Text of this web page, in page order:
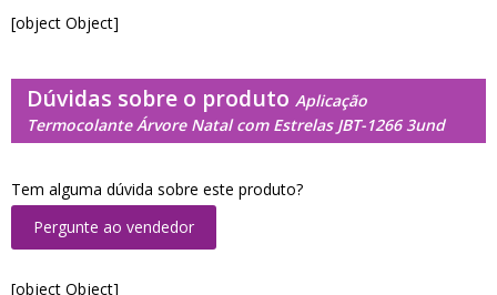
[object Object]
Dúvidas sobre o produto Aplicação
Termocolante Árvore Natal com Estrelas JBT-1266 3und
Tem alguma dúvida sobre este produto?
Pergunte ao vendedor
[object Object]